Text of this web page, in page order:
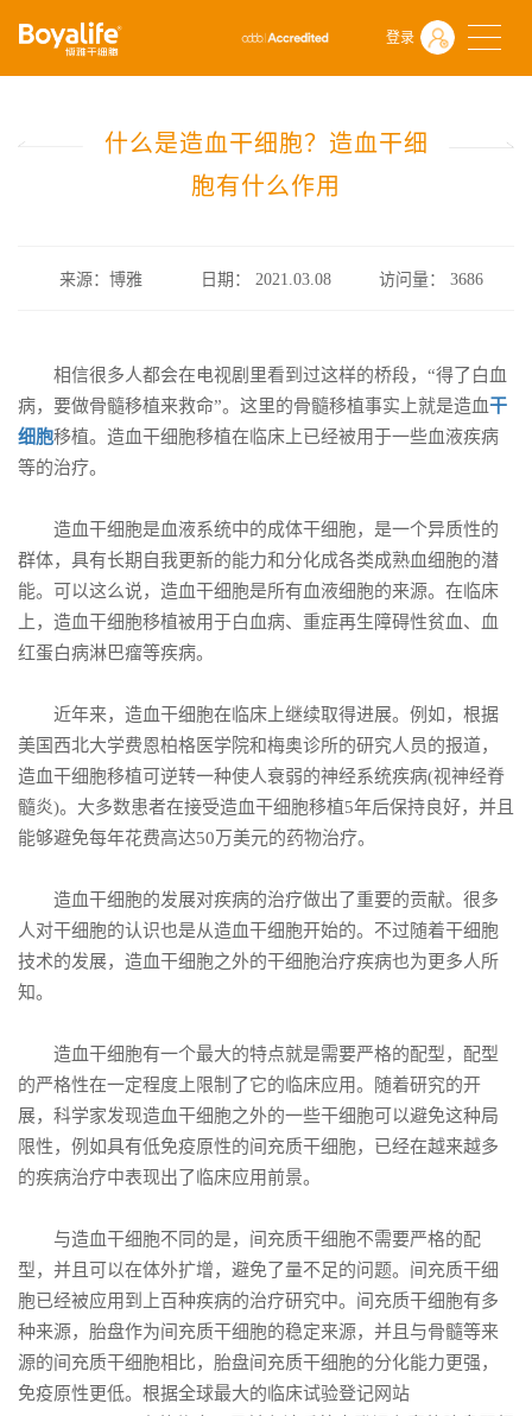
登录
首页 什么是干细胞
前沿动态
什么是造血干细胞？造血干细胞有什么作用
什么是造血干细胞？造血干细
胞有什么作用
来源：博雅 日期： 2021.03.08 访问量：3686
相信很多人都会在电视剧里看到过这样的桥段，“得了白血
病，要做骨髓移植来救命”。这里的骨髓移植事实上就是造血干
细胞移植。造血干细胞移植在临床上已经被用于一些血液疾病
等的治疗。
造血干细胞是血液系统中的成体干细胞，是一个异质性的
群体，具有长期自我更新的能力和分化成各类成熟血细胞的潜
能。可以这么说，造血干细胞是所有血液细胞的来源。在临床
上，造血干细胞移植被用于白血病、重症再生障碍性贫血、血
红蛋白病淋巴瘤等疾病。
近年来，造血干细胞在临床上继续取得进展。例如，根据
美国西北大学费恩柏格医学院和梅奥诊所的研究人员的报道，
造血干细胞移植可逆转一种使人衰弱的神经系统疾病(视神经脊
髓炎)。大多数患者在接受造血干细胞移植5年后保持良好，并且
能够避免每年花费高达50万美元的药物治疗。
造血干细胞的发展对疾病的治疗做出了重要的贡献。很多
人对干细胞的认识也是从造血干细胞开始的。不过随着干细胞
技术的发展，造血干细胞之外的干细胞治疗疾病也为更多人所
知。
造血干细胞有一个最大的特点就是需要严格的配型，配型
的严格性在一定程度上限制了它的临床应用。随着研究的开
展，科学家发现造血干细胞之外的一些干细胞可以避免这种局
限性，例如具有低免疫原性的间充质干细胞，已经在越来越多
的疾病治疗中表现出了临床应用前景。
与造血干细胞不同的是，间充质干细胞不需要严格的配
型，并且可以在体外扩增，避免了量不足的问题。间充质干细
胞已经被应用到上百种疾病的治疗研究中。间充质干细胞有多
种来源，胎盘作为间充质干细胞的稳定来源，并且与骨髓等来
源的间充质干细胞相比，胎盘间充质干细胞的分化能力更强，
免疫原性更低。根据全球最大的临床试验登记网站